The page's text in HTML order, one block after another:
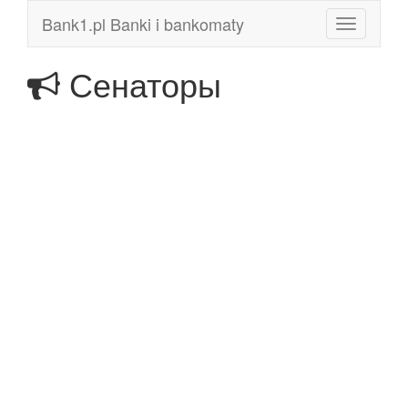
Bank1.pl Banki i bankomaty
Toggle
navigation
Сенаторы